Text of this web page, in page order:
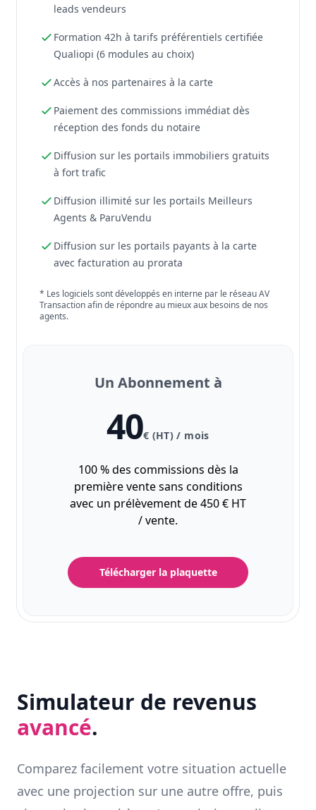
leads vendeurs
Formation 42h à tarifs préférentiels certifiée
Qualiopi (6 modules au choix)
Accès à nos partenaires à la carte
Paiement des commissions immédiat dès
réception des fonds du notaire
Diffusion sur les portails immobiliers gratuits
à fort trafic
Diffusion illimité sur les portails Meilleurs
Agents & ParuVendu
Diffusion sur les portails payants à la carte
avec facturation au prorata
* Les logiciels sont développés en interne par le réseau AV
Transaction afin de répondre au mieux aux besoins de nos
agents.
Un Abonnement à
40€ (HT) / mois
100 % des commissions dès la
première vente sans conditions
avec un prélèvement de 450 € HT
/ vente.
Télécharger la plaquette
Simulateur de revenus
avancé.
Comparez facilement votre situation actuelle
avec une projection sur une autre offre, puis